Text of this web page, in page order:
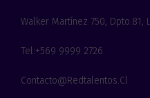
Walker Martínez 750, Dpto.81,
Tel:+569 9999 2726
Contacto@redtalentos.cl
o